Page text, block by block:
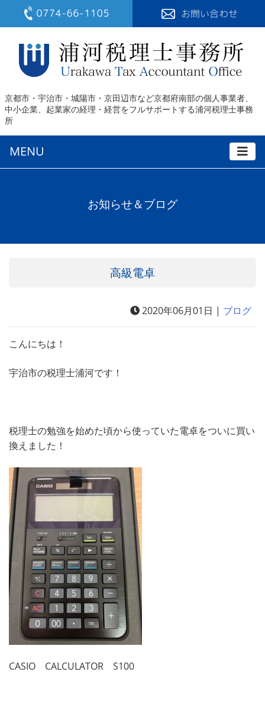
京都市・宇治市・城陽市・京田辺市など京都府南部の個人事業者、
中小企業、起業家の経理・経営をフルサポートする浦河税理士事務
所
MENU
お知らせ＆ブログ
高級電卓
2020年06月01日 | ブログ
こんにちは！
宇治市の税理士浦河です！
税理士の勉強を始めた頃から使っていた電卓をついに買い
換えました！
CASIO CALCULATOR S100